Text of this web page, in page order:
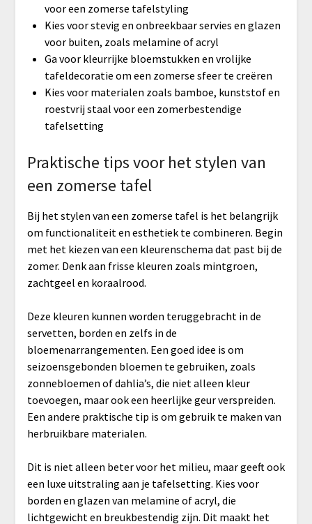
voor een zomerse tafelstyling
Kies voor stevig en onbreekbaar servies en glazen
voor buiten, zoals melamine of acryl
Ga voor kleurrijke bloemstukken en vrolijke
tafeldecoratie om een zomerse sfeer te creëren
Kies voor materialen zoals bamboe, kunststof en
roestvrij staal voor een zomerbestendige
tafelsetting
Praktische tips voor het stylen van
een zomerse tafel
Bij het stylen van een zomerse tafel is het belangrijk
om functionaliteit en esthetiek te combineren. Begin
met het kiezen van een kleurenschema dat past bij de
zomer. Denk aan frisse kleuren zoals mintgroen,
zachtgeel en koraalrood.
Deze kleuren kunnen worden teruggebracht in de
servetten, borden en zelfs in de
bloemenarrangementen. Een goed idee is om
seizoensgebonden bloemen te gebruiken, zoals
zonnebloemen of dahlia’s, die niet alleen kleur
toevoegen, maar ook een heerlijke geur verspreiden.
Een andere praktische tip is om gebruik te maken van
herbruikbare materialen.
Dit is niet alleen beter voor het milieu, maar geeft ook
een luxe uitstraling aan je tafelsetting. Kies voor
borden en glazen van melamine of acryl, die
lichtgewicht en breukbestendig zijn. Dit maakt het